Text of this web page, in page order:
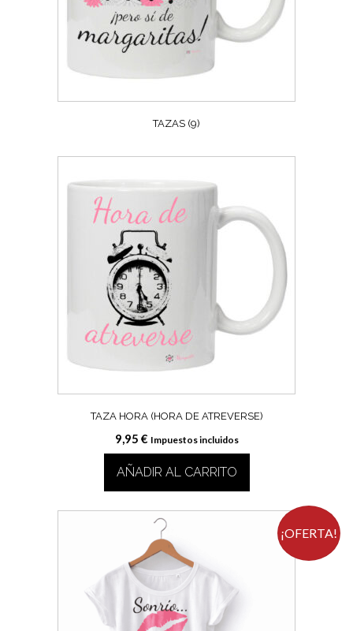
TAZAS (9)
TAZA HORA (HORA DE ATREVERSE)
9,95 € Impuestos incluidos
AÑADIR AL CARRITO
¡OFERTA!